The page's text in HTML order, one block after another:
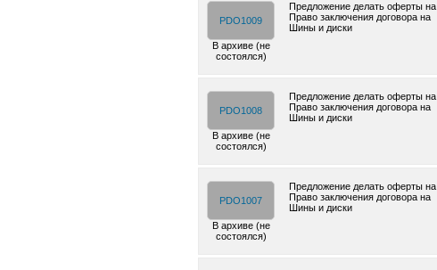
PDO1009
В архиве (не
состоялся)
Предложение делать оферты на
Право заключения договора на
Шины и диски
PDO1008
В архиве (не
состоялся)
Предложение делать оферты на
Право заключения договора на
Шины и диски
PDO1007
В архиве (не
состоялся)
Предложение делать оферты на
Право заключения договора на
Шины и диски